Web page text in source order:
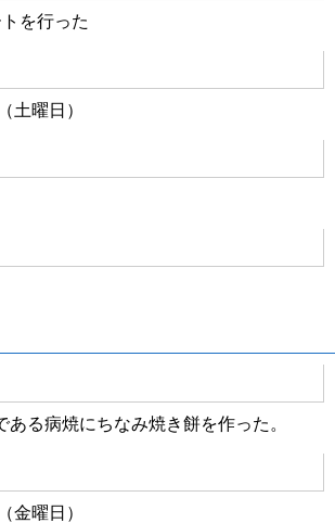
を行った
土曜日）
ある病焼にちなみ焼き餅を作った。
金曜日）